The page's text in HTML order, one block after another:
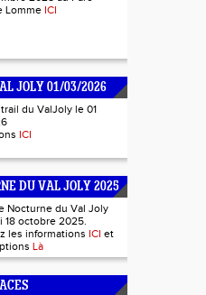
Lomme ICI
JOLY 01/03/2026
du ValJoly le 01
ICI
DU VAL JOLY 2025
Nocturne du Val Joly
18 octobre 2025.
les informations ICI et
Là